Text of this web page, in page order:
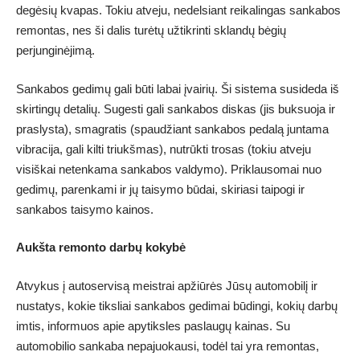
degėsių kvapas. Tokiu atveju, nedelsiant reikalingas sankabos
remontas, nes ši dalis turėtų užtikrinti sklandų bėgių
perjunginėjimą.
Sankabos gedimų gali būti labai įvairių. Ši sistema susideda iš
skirtingų detalių. Sugesti gali sankabos diskas (jis buksuoja ir
praslysta), smagratis (spaudžiant sankabos pedalą juntama
vibracija, gali kilti triukšmas), nutrūkti trosas (tokiu atveju
visiškai netenkama sankabos valdymo). Priklausomai nuo
gedimų, parenkami ir jų taisymo būdai, skiriasi taipogi ir
sankabos taisymo kainos.
Aukšta remonto darbų kokybė
Atvykus į autoservisą meistrai apžiūrės Jūsų automobilį ir
nustatys, kokie tiksliai sankabos gedimai būdingi, kokių darbų
imtis, informuos apie apytiksles paslaugų kainas. Su
automobilio sankaba nepajuokausi, todėl tai yra remontas,